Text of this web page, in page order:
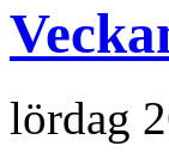
lördag